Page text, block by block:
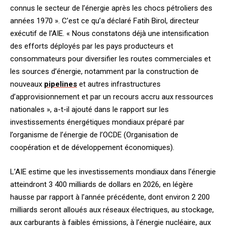
connus le secteur de l’énergie après les chocs pétroliers des
années 1970 ». C’est ce qu’a déclaré Fatih Birol, directeur
exécutif de l’AIE. « Nous constatons déjà une intensification
des efforts déployés par les pays producteurs et
consommateurs pour diversifier les routes commerciales et
les sources d’énergie, notamment par la construction de
nouveaux pipelines et autres infrastructures
d’approvisionnement et par un recours accru aux ressources
nationales », a-t-il ajouté dans le rapport sur les
investissements énergétiques mondiaux préparé par
l’organisme de l’énergie de l’OCDE (Organisation de
coopération et de développement économiques).
L’AIE estime que les investissements mondiaux dans l’énergie
atteindront 3 400 milliards de dollars en 2026, en légère
hausse par rapport à l’année précédente, dont environ 2 200
milliards seront alloués aux réseaux électriques, au stockage,
aux carburants à faibles émissions, à l’énergie nucléaire, aux